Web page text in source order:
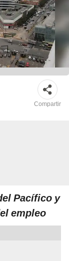
Compartir
Pacífico y
empleo